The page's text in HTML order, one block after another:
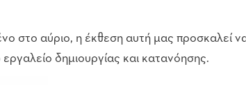
στο αύριο, η έκθεση αυτή μας προσκαλεί
δημιουργίας και κατανόησης.